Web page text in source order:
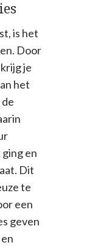
is het
Door
je
het
en
Dit
te
een
geven